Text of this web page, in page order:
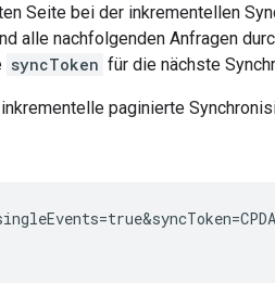
Seite bei der inkrementellen
alle nachfolgenden Anfragen
syncToken für die nächste
paginierte